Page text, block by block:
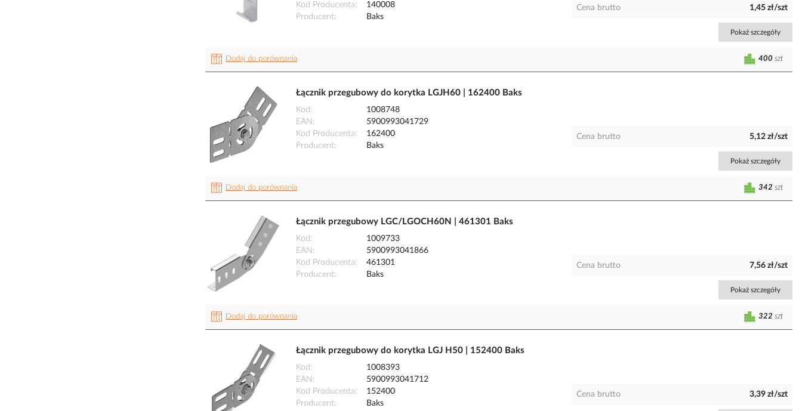
Kod Producenta
140008
Producent
Baks
Cena brutto 1,45 zł/szt
Pokaż szczegóły
Dodaj do porównania 400 szt
Łącznik przegubowy do korytka LGJH60 | 162400 Baks
Kod
1008748
EAN
5900993041729
Kod Producenta
162400
Producent
Baks
Cena brutto 5,12 zł/szt
Pokaż szczegóły
Dodaj do porównania 342 szt
Łącznik przegubowy LGC/LGOCH60N | 461301 Baks
Kod
1009733
EAN
5900993041866
Kod Producenta
461301
Producent
Baks
Cena brutto 7,56 zł/szt
Pokaż szczegóły
Dodaj do porównania 322 szt
Łącznik przegubowy do korytka LGJ H50 | 152400 Baks
Kod
1008393
EAN
5900993041712
Kod Producenta
152400
Producent
Baks
Cena brutto 3,39 zł/szt